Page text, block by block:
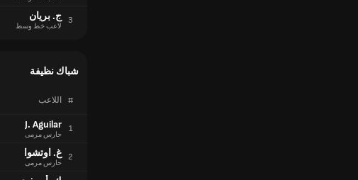
3 ج. بريان
لاعب خط وسط
شباك نظيفة
# اللاعب
1
J. Aguilar
حارس مرمى
2 غ. اوتشوا
حارس مرمى